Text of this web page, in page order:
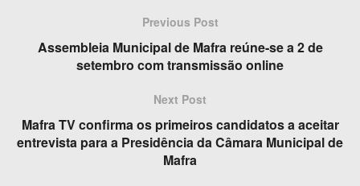
b
k
d
o
e
Previous Post
Assembleia Municipal de Mafra reúne-se a 2 de
setembro com transmissão online
Next Post
Mafra TV confirma os primeiros candidatos a aceitar
entrevista para a Presidência da Câmara Municipal de
Mafra